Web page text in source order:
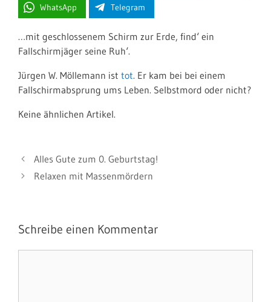
WhatsApp Telegram
…mit geschlossenem Schirm zur Erde, find‘ ein
Fallschirmjäger seine Ruh‘.
Jürgen W. Möllemann ist tot. Er kam bei bei einem
Fallschirmabsprung ums Leben. Selbstmord oder nicht?
Keine ähnlichen Artikel.
Alles Gute zum 0. Geburtstag!
Relaxen mit Massenmördern
Schreibe einen Kommentar